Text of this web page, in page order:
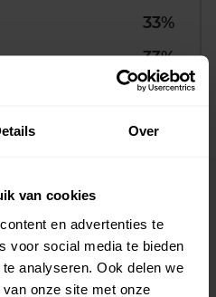
Over
van cookies
en advertenties te
voor social media te bieden
analyseren. Ook delen we
onze site met onze
33%
33%
0%